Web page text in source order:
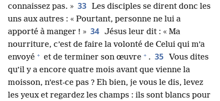
connaissez pas. » 33 Les disciples se dirent donc les
uns aux autres : « Pourtant, personne ne lui a
apporté à manger ! » 34 Jésus leur dit : « Ma
nourriture, c’est de faire la volonté de Celui qui m’a
envoyé + et de terminer son œuvre + . 35
Vous dites
qu’il y a encore quatre mois avant que vienne la
moisson, n’est-​ce pas ? Eh bien, je vous le dis, levez
les yeux et regardez les champs : ils sont blancs pour